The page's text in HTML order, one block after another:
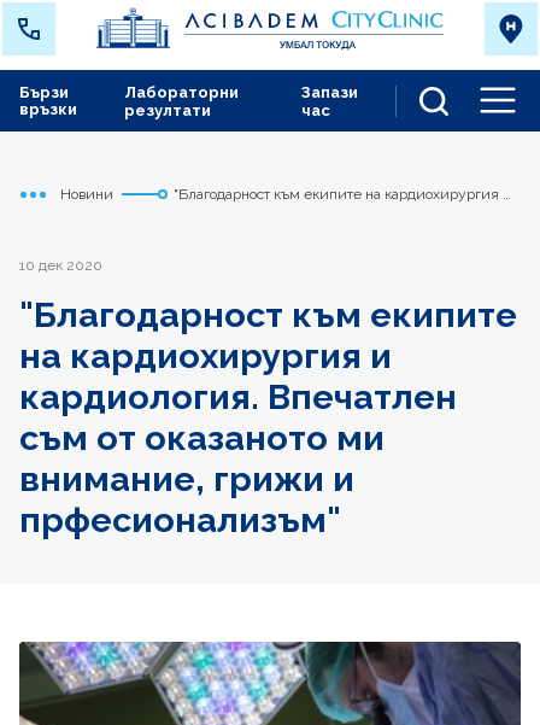
Лабораторни
резултати
Запази
час
Бързи
връзки
Начало
Токуда
Новини
"Благодарност към екипите на кардиохирургия и
10 дек 2020
"Благодарност към екипите
на кардиохирургия и
кардиология. Впечатлен
съм от оказаното ми
внимание, грижи и
прфесионализъм"